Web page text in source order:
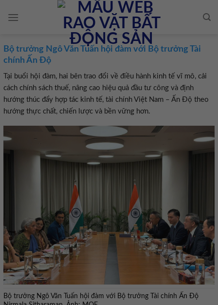
Bộ trưởng Ngô Văn Tuấn hội đàm với Bộ trưởng Tài
chính Ấn Độ
Tại buổi hội đàm, hai bên trao đổi về điều hành kinh tế vĩ mô, cải
cách chính sách thuế, nâng cao hiệu quả đầu tư công và định
hướng thúc đẩy hợp tác kinh tế, tài chính Việt Nam – Ấn Độ theo
hướng thực chất, chiến lược và bền vững hơn.
Bộ trưởng Ngô Văn Tuấn hội đàm với Bộ trưởng Tài chính Ấn Độ